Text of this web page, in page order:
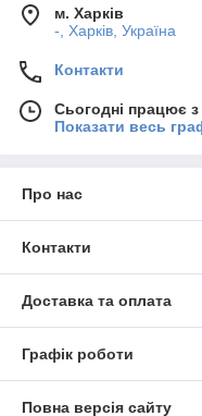
м. Харків
-, Харків, Україна
Контакти
Сьогодні працює
Показати весь
Про нас
Контакти
Доставка та оплата
Графік роботи
Повна версія сайту